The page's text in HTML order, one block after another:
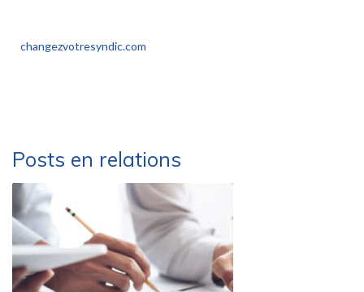
changezvotresyndic.com
Posts en relations